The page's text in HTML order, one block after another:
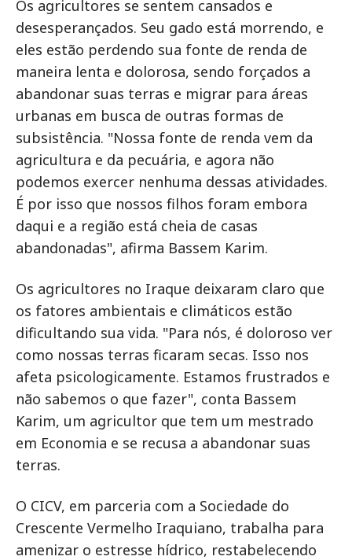
Os agricultores se sentem cansados e
desesperançados. Seu gado está morrendo, e
eles estão perdendo sua fonte de renda de
maneira lenta e dolorosa, sendo forçados a
abandonar suas terras e migrar para áreas
urbanas em busca de outras formas de
subsistência. "Nossa fonte de renda vem da
agricultura e da pecuária, e agora não
podemos exercer nenhuma dessas atividades.
É por isso que nossos filhos foram embora
daqui e a região está cheia de casas
abandonadas", afirma Bassem Karim.
Os agricultores no Iraque deixaram claro que
os fatores ambientais e climáticos estão
dificultando sua vida. "Para nós, é doloroso ver
como nossas terras ficaram secas. Isso nos
afeta psicologicamente. Estamos frustrados e
não sabemos o que fazer", conta Bassem
Karim, um agricultor que tem um mestrado
em Economia e se recusa a abandonar suas
terras.
O CICV, em parceria com a Sociedade do
Crescente Vermelho Iraquiano, trabalha para
amenizar o estresse hídrico, restabelecendo